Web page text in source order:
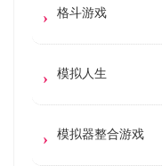
格斗游戏
模拟人生
模拟器整合游戏